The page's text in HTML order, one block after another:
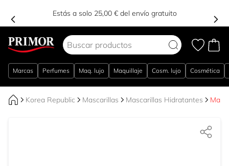
Estás a solo 25,00 € del envío gratuito
Marcas Perfumes Maq. lujo Maquillaje Cosm. lujo Cosmética
Korea Republic Mascarillas Mascarillas Hidratantes